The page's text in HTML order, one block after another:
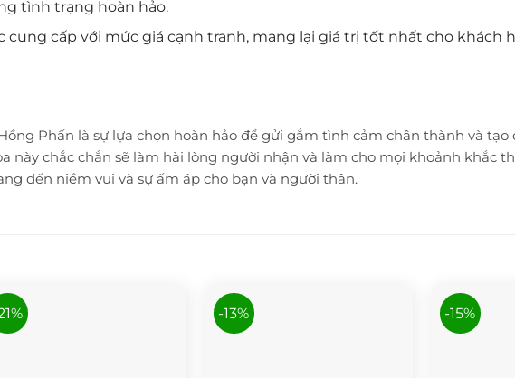
tình trạng hoàn hảo.
cung cấp với mức giá cạnh tranh, mang lại giá trị tốt nhất cho
Hồng Phấn là sự lựa chọn hoàn hảo để gửi gắm tình cảm chân thành và
này chắc chắn sẽ làm hài lòng người nhận và làm cho mọi khoảnh khắc
đến niềm vui và sự ấm áp cho bạn và người thân.
-13% -15%